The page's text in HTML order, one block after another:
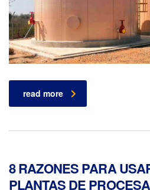
read more
8 RAZONES PARA
PLANTAS DE